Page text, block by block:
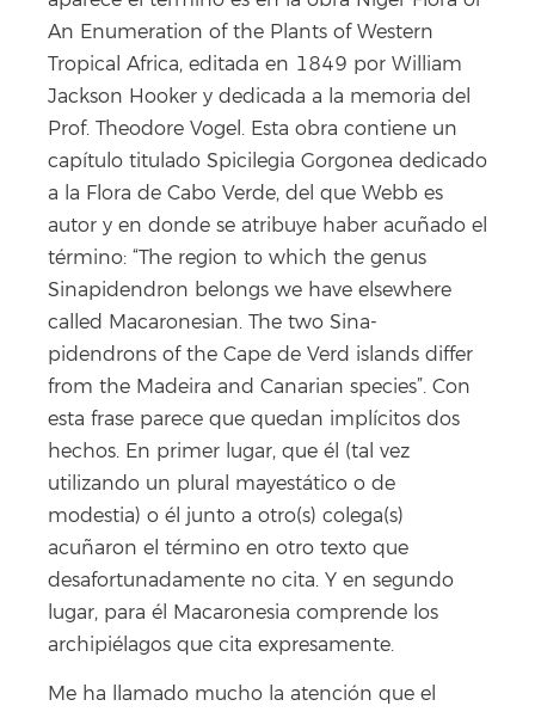
An Enumeration of the Plants of Western
Tropical Africa, editada en 1849 por William
Jackson Hooker y dedicada a la memoria del
Prof. Theodore Vogel. Esta obra contiene un
capítulo titulado Spicilegia Gorgonea dedicado
a la Flora de Cabo Verde, del que Webb es
autor y en donde se atribuye haber acuñado el
término: “The region to which the genus
Sinapidendron belongs we have elsewhere
called Macaronesian. The two Sina-
pidendrons of the Cape de Verd islands differ
from the Madeira and Canarian species”. Con
esta frase parece que quedan implícitos dos
hechos. En primer lugar, que él (tal vez
utilizando un plural mayestático o de
modestia) o él junto a otro(s) colega(s)
acuñaron el término en otro texto que
desafortunadamente no cita. Y en segundo
lugar, para él Macaronesia comprende los
archipiélagos que cita expresamente.
Me ha llamado mucho la atención que el